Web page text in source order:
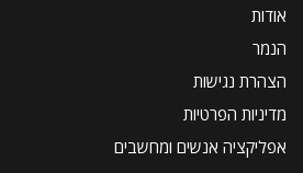
אודות
הנמר
הצהרת נגישות
מדיניות הפרטיות
אפליקציה אנשים ומחשבים